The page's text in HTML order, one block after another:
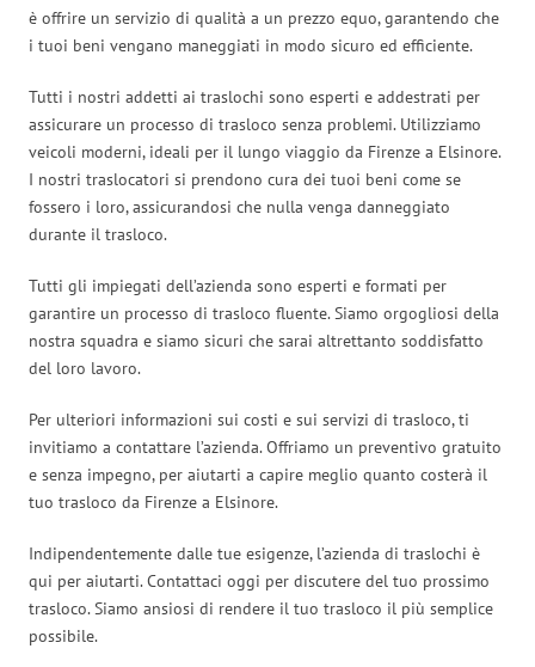
è offrire un servizio di qualità a un prezzo equo, garantendo che
i tuoi beni vengano maneggiati in modo sicuro ed efficiente.
Tutti i nostri addetti ai traslochi sono esperti e addestrati per
assicurare un processo di trasloco senza problemi. Utilizziamo
veicoli moderni, ideali per il lungo viaggio da Firenze a Elsinore.
I nostri traslocatori si prendono cura dei tuoi beni come se
fossero i loro, assicurandosi che nulla venga danneggiato
durante il trasloco.
Tutti gli impiegati dell’azienda sono esperti e formati per
garantire un processo di trasloco fluente. Siamo orgogliosi della
nostra squadra e siamo sicuri che sarai altrettanto soddisfatto
del loro lavoro.
Per ulteriori informazioni sui costi e sui servizi di trasloco, ti
invitiamo a contattare l’azienda. Offriamo un preventivo gratuito
e senza impegno, per aiutarti a capire meglio quanto costerà il
tuo trasloco da Firenze a Elsinore.
Indipendentemente dalle tue esigenze, l’azienda di traslochi è
qui per aiutarti. Contattaci oggi per discutere del tuo prossimo
trasloco. Siamo ansiosi di rendere il tuo trasloco il più semplice
possibile.